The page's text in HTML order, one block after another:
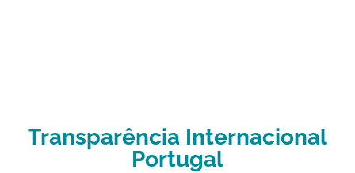
Transparência Internacional
Portugal